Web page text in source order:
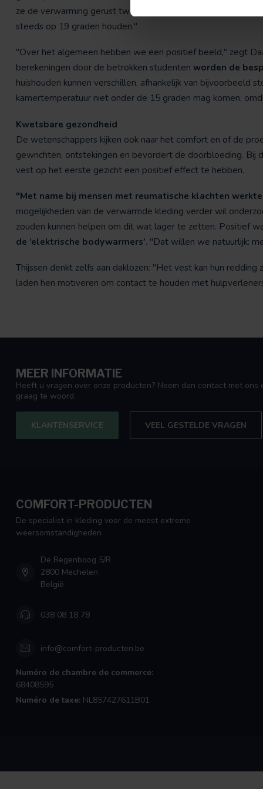
ze de verwarming gerust twee graden lager zetten, maar
steeds op 19 graden houden."
"Over het algemeen hebben we een positief beeld," zegt
berekeningen door de betrokken studenten worden de
huishouden kunnen verschillen, afhankelijk van bijvoorbeeld
kamertemperatuur niet onder de 15 graden mag komen,
Kwetsbare gezondheid
De wetenschappers kijken ook naar het comfort en of de
gewrichten, ontstekingen en bevordert de doorbloeding. Bij
vest op het eerste gezicht een positief effect te hebben.
"Met name bij mensen met reumatische klachten
mogelijkheden van de verwarmde kleding verder wil
zouden kunnen helpen om dit wat lager te zetten. Positief
de ‘elektrische bodywarmers’. "Dat willen we natuurlijk:
Thijssen denkt zelfs aan daklozen: "Het vest kan hun
laden hen motiveren om contact te houden met
MEER INFORMATIE
Heeft u vragen over onze producten? Neem dan contact met
graag te woord.
KLANTENSERVICE VEEL GESTELDE VRAGEN
COMFORT-PRODUCTEN
De specialist in kleding voor de meest extreme
weersomstandigheden
De Regenboog 5/R
2800 Mechelen
België
038 08 18 78
info@comfort-producten.be
Numéro de chambre de commerce:
68408595
Numéro de taxe: NL857427611B01